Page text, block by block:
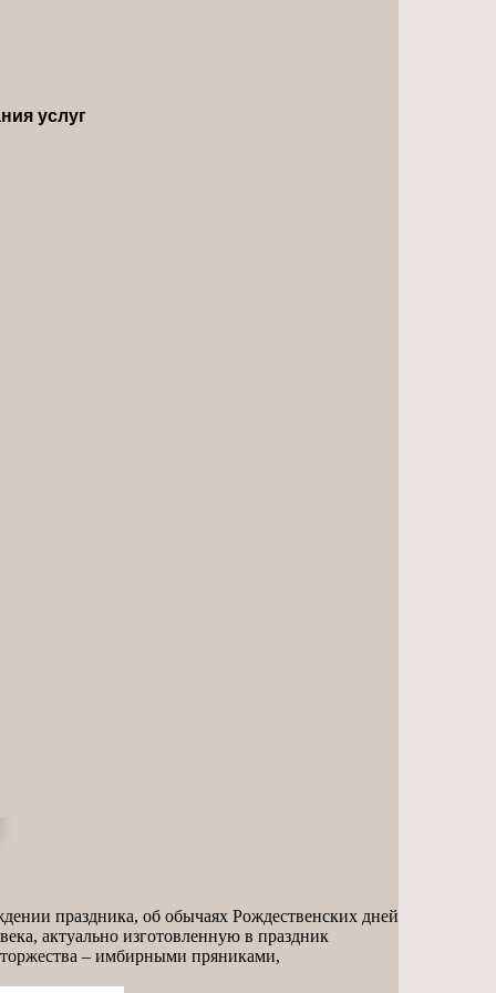
услуг
праздника, об обычаях Рождественских дней
актуально изготовленную в праздник
– имбирными пряниками,